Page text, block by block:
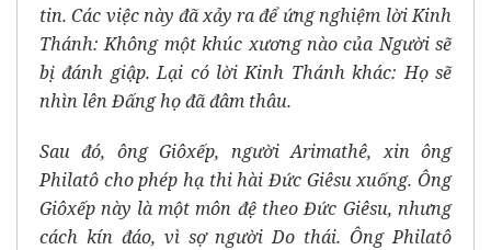
tin. Các việc này đã xảy ra để ứng nghiệm lời Kinh
Thánh: Không một khúc xương nào của Người sẽ
bị đánh giập. Lại có lời Kinh Thánh khác: Họ sẽ
nhìn lên Đấng họ đã đâm thâu.
Sau đó, ông Giôxếp, người Arimathê, xin ông
Philatô cho phép hạ thi hài Đức Giêsu xuống. Ông
Giôxếp này là một môn đệ theo Đức Giêsu, nhưng
cách kín đáo, vì sợ người Do thái. Ông Philatô